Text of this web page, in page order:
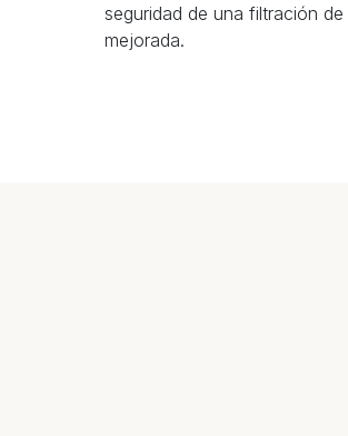
seguridad de una filtración
mejorada.